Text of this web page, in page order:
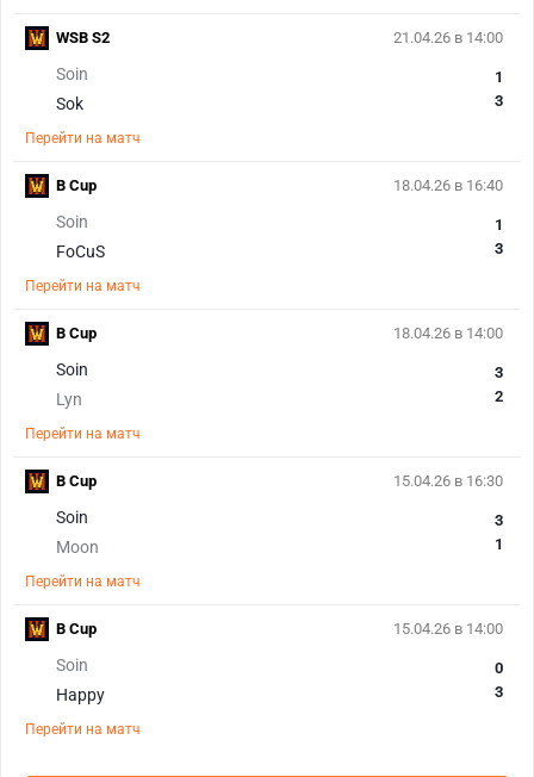
21.04.26 в 14:00
Soin
Sok
1
3
Перейти на матч
WSB S2
18.04.26 в 16:40
Soin
FoCuS
1
3
Перейти на матч
B Cup
18.04.26 в 14:00
Soin
Lyn
3
2
Перейти на матч
B Cup
15.04.26 в 16:30
Soin
Moon
3
1
Перейти на матч
B Cup
15.04.26 в 14:00
Soin
Happy
0
3
Перейти на матч
B Cup